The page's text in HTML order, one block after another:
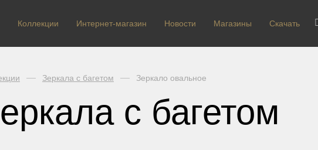
Коллекции Интернет-магазин Новости Магазины Скачать
Зеркала с багетом Зеркало овальное
с багетом